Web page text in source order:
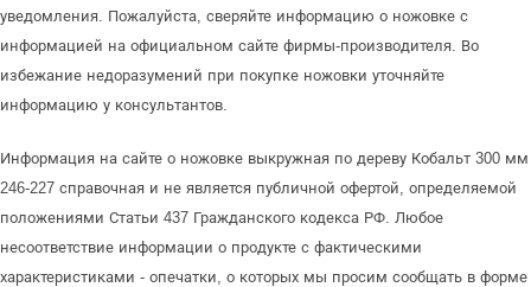
уведомления. Пожалуйста, сверяйте информацию о ножовке с
информацией на официальном сайте фирмы-производителя. Во
избежание недоразумений при покупке ножовки уточняйте
информацию у консультантов.
Информация на сайте о ножовке выкружная по дереву Кобальт 300 мм
246-227 справочная и не является публичной офертой, определяемой
положениями Статьи 437 Гражданского кодекса РФ. Любое
несоответствие информации о продукте с фактическими
характеристиками - опечатки, о которых мы просим сообщать в форме